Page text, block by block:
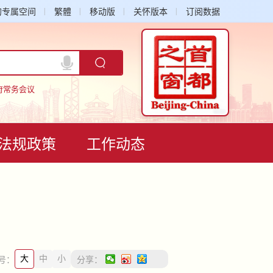
属空间 繁體 移动版 关怀版本 订阅数据
常务会议
规政策 工作动态
： 大 中 小 分享：